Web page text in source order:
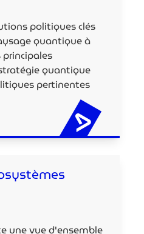
politiques clés
quantique à
principales
quantique
pertinentes
une vue d'ensemble